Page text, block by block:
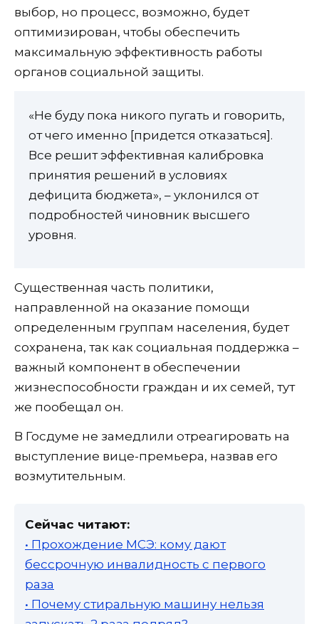
выбор, но процесс, возможно, будет
оптимизирован, чтобы обеспечить
максимальную эффективность работы
органов социальной защиты.
«Не буду пока никого пугать и говорить,
от чего именно [придется отказаться].
Все решит эффективная калибровка
принятия решений в условиях
дефицита бюджета», – уклонился от
подробностей чиновник высшего
уровня.
Существенная часть политики,
направленной на оказание помощи
определенным группам населения, будет
сохранена, так как социальная поддержка –
важный компонент в обеспечении
жизнеспособности граждан и их семей, тут
же пообещал он.
В Госдуме не замедлили отреагировать на
выступление вице-премьера, назвав его
возмутительным.
Сейчас читают:
• Прохождение МСЭ: кому дают
бессрочную инвалидность с первого
раза
• Почему стиральную машину нельзя